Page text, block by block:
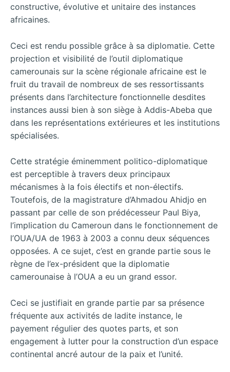
constructive, évolutive et unitaire des instances
africaines.
Ceci est rendu possible grâce à sa diplomatie. Cette
projection et visibilité de l’outil diplomatique
camerounais sur la scène régionale africaine est le
fruit du travail de nombreux de ses ressortissants
présents dans l’architecture fonctionnelle desdites
instances aussi bien à son siège à Addis-Abeba que
dans les représentations extérieures et les institutions
spécialisées.
Cette stratégie éminemment politico-diplomatique
est perceptible à travers deux principaux
mécanismes à la fois électifs et non-électifs.
Toutefois, de la magistrature d’Ahmadou Ahidjo en
passant par celle de son prédécesseur Paul Biya,
l’implication du Cameroun dans le fonctionnement de
l’OUA/UA de 1963 à 2003 a connu deux séquences
opposées. A ce sujet, c’est en grande partie sous le
règne de l’ex-président que la diplomatie
camerounaise à l’OUA a eu un grand essor.
Ceci se justifiait en grande partie par sa présence
fréquente aux activités de ladite instance, le
payement régulier des quotes parts, et son
engagement à lutter pour la construction d’un espace
continental ancré autour de la paix et l’unité.